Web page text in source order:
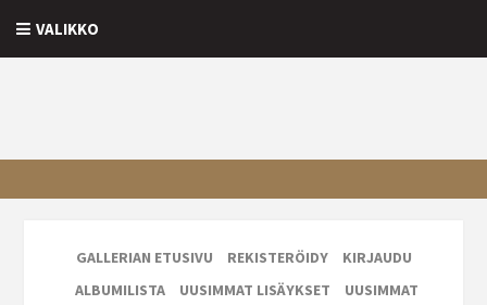
VALIKKO
GALLERIAN ETUSIVU REKISTERÖIDY
KIRJAUDU
ALBUMILISTA
UUSIMMAT LISÄYKSET
UUSIMMAT